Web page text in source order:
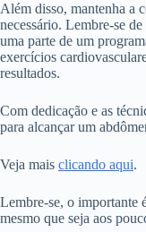
Além disso, mantenha a
necessário. Lembre-se
uma parte de um
exercícios
resultados.
Com dedicação e as
para alcançar um
Veja mais clicando aqui.
Lembre-se, o importante
mesmo que seja aos